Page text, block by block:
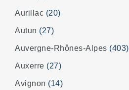
Aurillac (20)
Autun (27)
Auvergne-Rhônes-Alpes (403)
Auxerre (27)
Avignon (14)